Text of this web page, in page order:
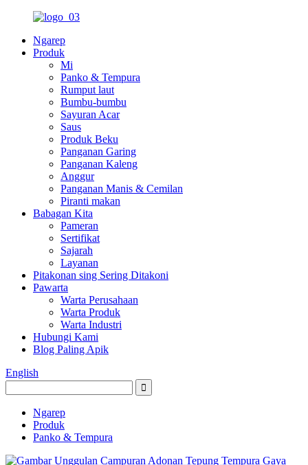
Ngarep
Produk
Mi
Panko & Tempura
Rumput laut
Bumbu-bumbu
Sayuran Acar
Saus
Produk Beku
Panganan Garing
Panganan Kaleng
Anggur
Panganan Manis & Cemilan
Piranti makan
Babagan Kita
Pameran
Sertifikat
Sajarah
Layanan
Pitakonan sing Sering Ditakoni
Pawarta
Warta Perusahaan
Warta Produk
Warta Industri
Hubungi Kami
Blog Paling Apik
English
Ngarep
Produk
Panko & Tempura